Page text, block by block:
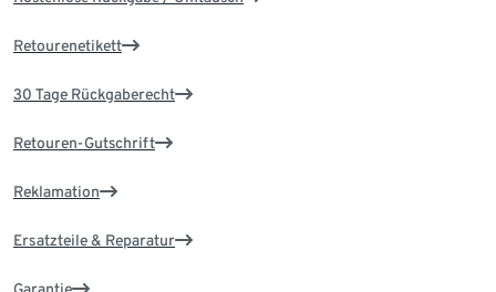
Retourenetikett
30 Tage Rückgaberecht
Retouren-Gutschrift
Reklamation
Ersatzteile & Reparatur